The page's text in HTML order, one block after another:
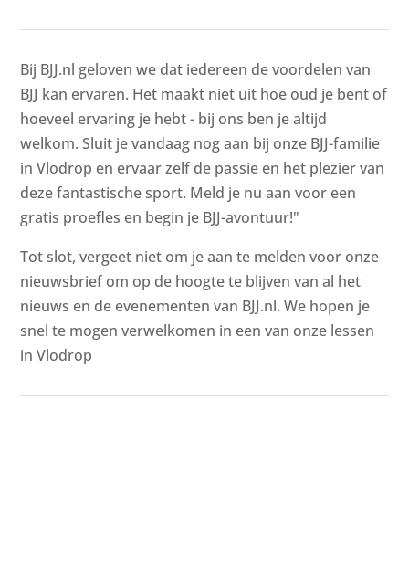
Bij BJJ.nl geloven we dat iedereen de voordelen van
BJJ kan ervaren. Het maakt niet uit hoe oud je bent of
hoeveel ervaring je hebt - bij ons ben je altijd
welkom. Sluit je vandaag nog aan bij onze BJJ-familie
in Vlodrop en ervaar zelf de passie en het plezier van
deze fantastische sport. Meld je nu aan voor een
gratis proefles en begin je BJJ-avontuur!"
Tot slot, vergeet niet om je aan te melden voor onze
nieuwsbrief om op de hoogte te blijven van al het
nieuws en de evenementen van BJJ.nl. We hopen je
snel te mogen verwelkomen in een van onze lessen
in Vlodrop